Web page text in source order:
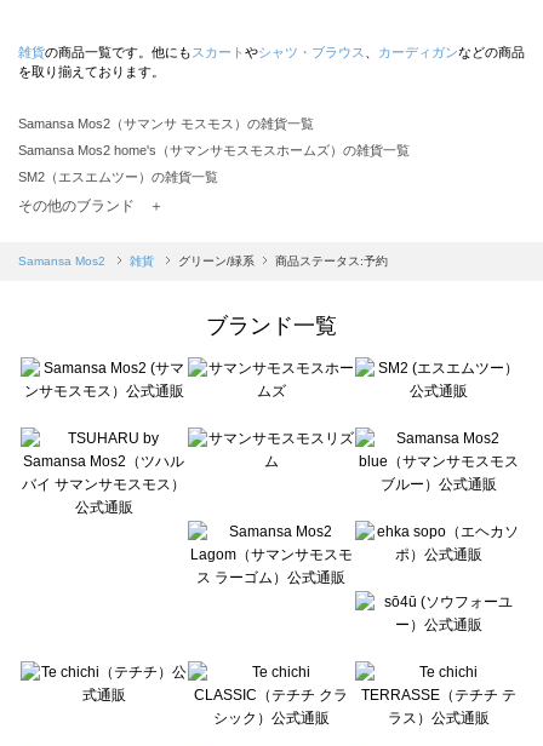
雑貨の商品一覧です。他にも スカート やシャツ・ブラウス カーディガンなどの商品
を取り揃えております。
Samansa Mos2（サマンサ モスモス）の雑貨一覧
Samansa Mos2 home's（サマンサモスモスホームズ）の雑貨一覧
SM2（エスエムツー）の雑貨一覧
TSUHARU by Samansa Mos2（ツハルバイサマンサモスモス）の雑貨一覧
Samansa Mos2 blue（サマンサモスモス ブルー）の雑貨一覧
sō4ū（ソウフォーユー）の雑貨一覧
Te chichi（テチチ）の雑貨一覧
Te chichi CLASSIC（テチチ クラシック）の雑貨一覧
Lugnoncure（ルノンキュール）の雑貨一覧
BETTY'S BLUE（べティーズブルー）の雑貨一覧
Wpc.（ワールドパーティー）の雑貨一覧
その他のブランド ＋
Samansa Mos2 雑貨 グリーン/緑系 商品ステータス:予約
ブランド一覧